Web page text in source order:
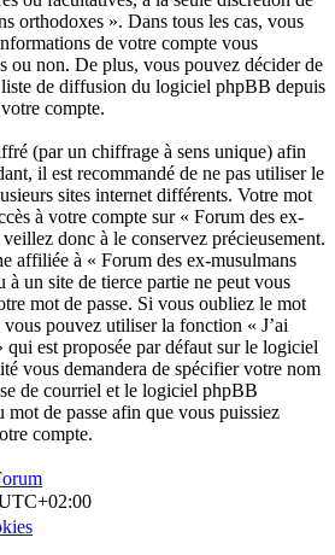
orthodoxes ». Dans tous les cas, vous
de votre compte vous
ou non. De plus, vous pouvez décider de
de diffusion du logiciel phpBB depuis
compte.
(par un chiffrage à sens unique) afin
il est recommandé de ne pas utiliser le
sites internet différents. Votre mot
à votre compte sur « Forum des ex-
donc à le conservez précieusement.
affiliée à « Forum des ex-musulmans
un site de tierce partie ne peut vous
mot de passe. Si vous oubliez le mot
pouvez utiliser la fonction « J’ai
qui est proposée par défaut sur le logiciel
vous demandera de spécifier votre nom
de courriel et le logiciel phpBB
mot de passe afin que vous puissiez
compte.